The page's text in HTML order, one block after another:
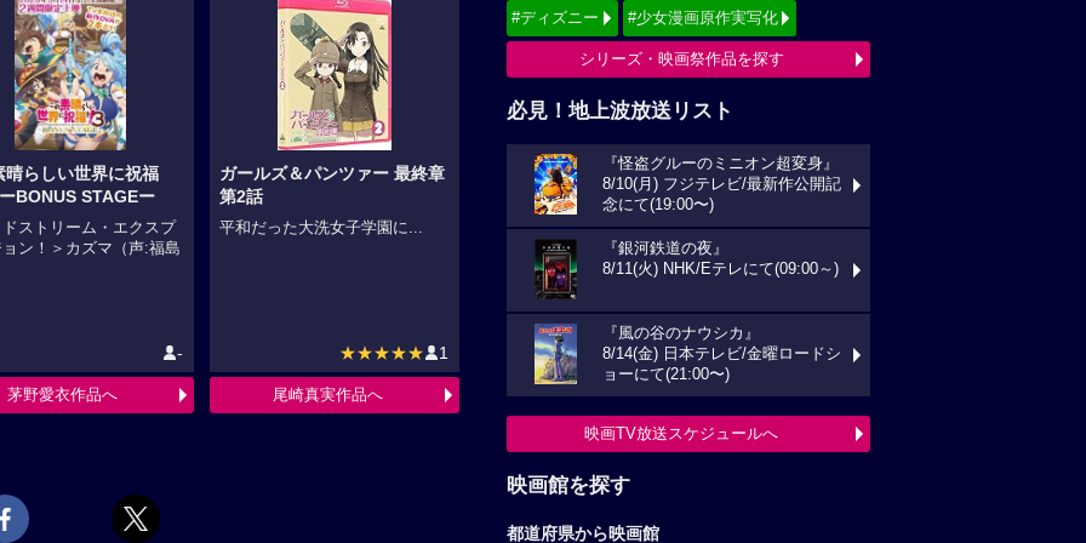
晴らしい世界に祝福
BONUS STAGEー
ストリーム・エクスプ
ン！＞カズマ（声:福島
-
茅野愛衣作品へ
ガールズ＆パンツァー 最終章
第2話
平和だった大洗女子学園に...
★★★★★ 1
尾崎真実作品へ
#ディズニー #少女漫画原作実写化
シリーズ・映画祭作品を探す
必見！地上波放送リスト
『怪盗グルーのミニオン超変身』
8/10(月) フジテレビ/最新作公開記
念にて(19:00〜)
『銀河鉄道の夜』
8/11(火) NHK/Eテレにて(09:00～)
『風の谷のナウシカ』
8/14(金) 日本テレビ/金曜ロードシ
ョーにて(21:00〜)
映画TV放送スケジュールへ
映画館を探す
都道府県から映画館